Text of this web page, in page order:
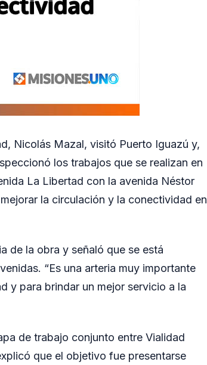
Nicolás Mazal, visitó Puerto Iguazú y,
los trabajos que se realizan en
La Libertad con la avenida Néstor
la circulación y la conectividad en
de la obra y señaló que se está
“Es una arteria muy importante
y para brindar un mejor servicio a la
de trabajo conjunto entre Vialidad
que el objetivo fue presentarse